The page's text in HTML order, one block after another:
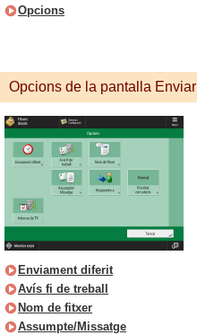
Opcions
Opcions de la pantalla Enviar
Enviament diferit
Avís fi de treball
Nom de fitxer
Assumpte/Missatge